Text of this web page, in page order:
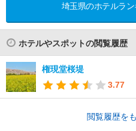
埼玉県のホテルラ
ホテルやスポットの閲覧履歴
権現堂桜堤
3.77
閲覧履歴を